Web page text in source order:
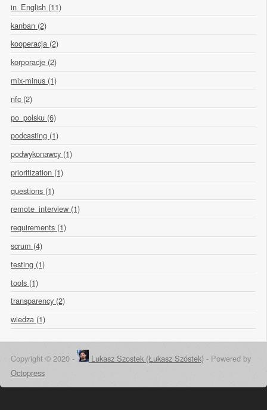
in_English (11)
kanban (2)
kooperacja (2)
korporacje (2)
mix-minus (1)
nfc (2)
po_polsku (6)
podcasting (1)
podwykonawcy (1)
prioritization (1)
questions (1)
remote_interview (1)
requirements (1)
scrum (4)
testing (1)
tools (1)
transparency (2)
wiedza (1)
Copyright © 2020 - Lukasz Szostek (Łukasz Szóstek) - Powered by
Octopress